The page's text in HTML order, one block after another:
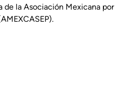
la Asociación Mexicana